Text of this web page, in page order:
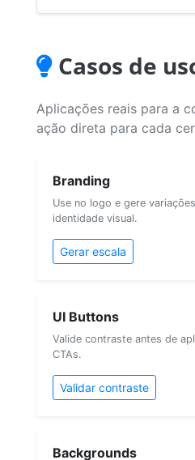
Casos de
Aplicações reais para a
ação direta para cada
Branding
Use no logo e gere
identidade visual.
Gerar escala
UI Buttons
Valide contraste antes de
CTAs.
Validar contraste
Backgrounds